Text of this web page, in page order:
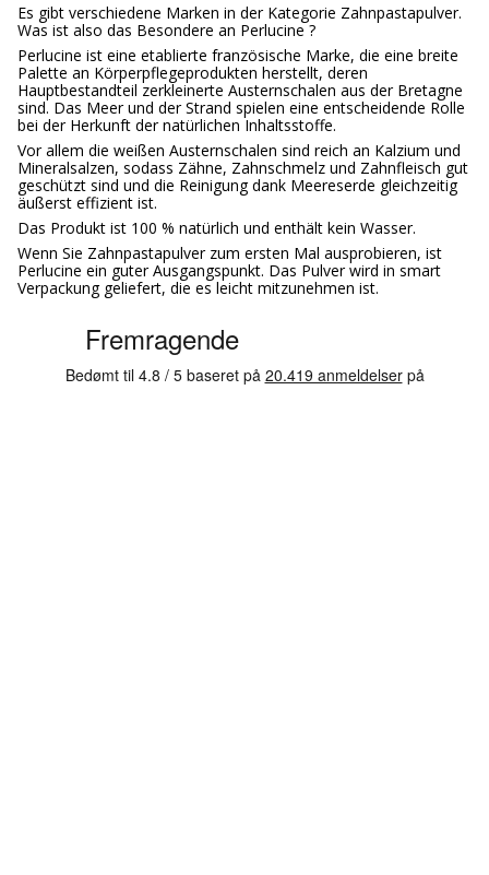
Es gibt verschiedene Marken in der Kategorie Zahnpastapulver.
Was ist also das Besondere an Perlucine ?
Perlucine ist eine etablierte französische Marke, die eine breite
Palette an Körperpflegeprodukten herstellt, deren
Hauptbestandteil zerkleinerte Austernschalen aus der Bretagne
sind. Das Meer und der Strand spielen eine entscheidende Rolle
bei der Herkunft der natürlichen Inhaltsstoffe.
Vor allem die weißen Austernschalen sind reich an Kalzium und
Mineralsalzen, sodass Zähne, Zahnschmelz und Zahnfleisch gut
geschützt sind und die Reinigung dank Meereserde gleichzeitig
äußerst effizient ist.
Das Produkt ist 100 % natürlich und enthält kein Wasser.
Wenn Sie Zahnpastapulver zum ersten Mal ausprobieren, ist
Perlucine ein guter Ausgangspunkt. Das Pulver wird in smart
Verpackung geliefert, die es leicht mitzunehmen ist.